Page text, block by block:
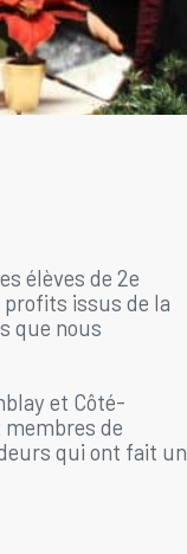
élèves de 2e
issus de la
que nous
et Côté-
de
qui ont fait un